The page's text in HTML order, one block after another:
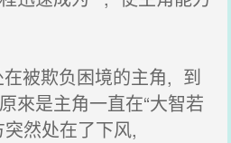
被欺负困境的主角, 到
來是主角一直在“大智若
然处在了下风,